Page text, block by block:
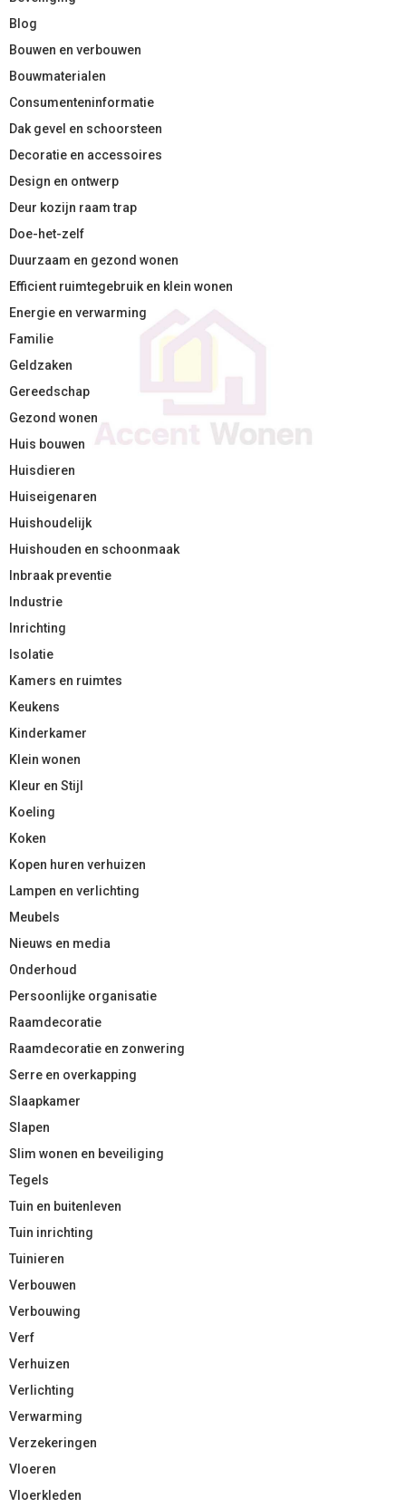
Blog
Bouwen en verbouwen
Bouwmaterialen
Consumenteninformatie
Dak gevel en schoorsteen
Decoratie en accessoires
Design en ontwerp
Deur kozijn raam trap
Doe-het-zelf
Duurzaam en gezond wonen
Efficient ruimtegebruik en klein wonen
Energie en verwarming
Familie
Geldzaken
Gereedschap
Gezond wonen
Huis bouwen
Huisdieren
Huiseigenaren
Huishoudelijk
Huishouden en schoonmaak
Inbraak preventie
Industrie
Inrichting
Isolatie
Kamers en ruimtes
Keukens
Kinderkamer
Klein wonen
Kleur en Stijl
Koeling
Koken
Kopen huren verhuizen
Lampen en verlichting
Meubels
Nieuws en media
Onderhoud
Persoonlijke organisatie
Raamdecoratie
Raamdecoratie en zonwering
Serre en overkapping
Slaapkamer
Slapen
Slim wonen en beveiliging
Tegels
Tuin en buitenleven
Tuin inrichting
Tuinieren
Verbouwen
Verbouwing
Verf
Verhuizen
Verlichting
Verwarming
Verzekeringen
Vloeren
Vloerkleden